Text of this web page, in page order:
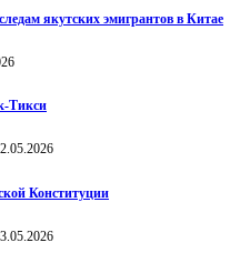
якутских эмигрантов в Китае
Тикси
Конституции